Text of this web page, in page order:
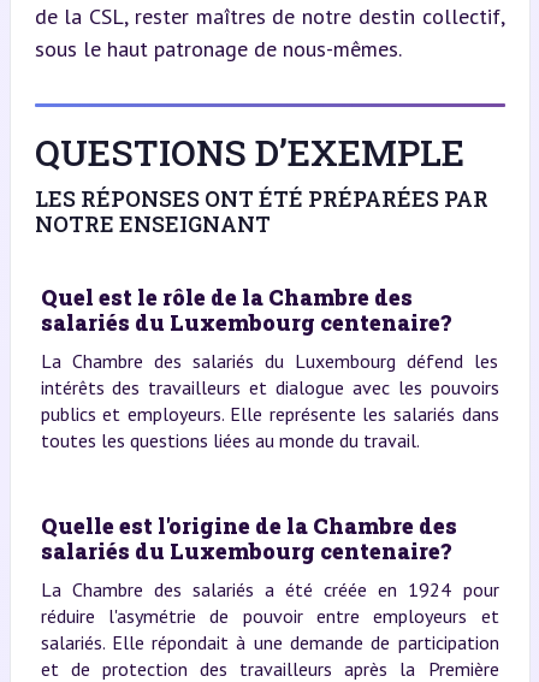
de la CSL, rester maîtres de notre destin collectif,
sous le haut patronage de nous-mêmes.
QUESTIONS D’EXEMPLE
LES RÉPONSES ONT ÉTÉ PRÉPARÉES PAR
NOTRE ENSEIGNANT
Quel est le rôle de la Chambre des
salariés du Luxembourg centenaire?
La Chambre des salariés du Luxembourg défend les
intérêts des travailleurs et dialogue avec les pouvoirs
publics et employeurs. Elle représente les salariés dans
toutes les questions liées au monde du travail.
Quelle est l'origine de la Chambre des
salariés du Luxembourg centenaire?
La Chambre des salariés a été créée en 1924 pour
réduire l'asymétrie de pouvoir entre employeurs et
salariés. Elle répondait à une demande de participation
et de protection des travailleurs après la Première